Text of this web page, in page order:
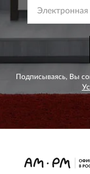
Подписываясь, Вы